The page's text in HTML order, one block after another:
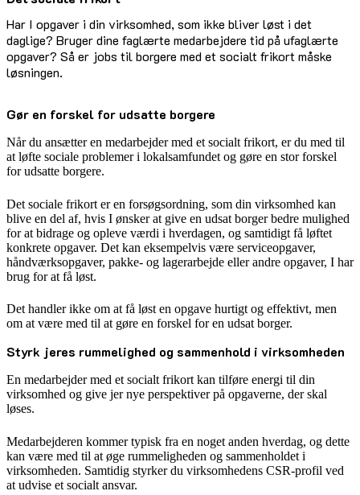
Har I opgaver i din virksomhed, som ikke bliver løst i det
daglige? Bruger dine faglærte medarbejdere tid på ufaglærte
opgaver? Så er jobs til borgere med et socialt frikort måske
løsningen.
Gør en forskel for udsatte borgere
Når du ansætter en medarbejder med et socialt frikort, er du med til
at løfte sociale problemer i lokalsamfundet og gøre en stor forskel
for udsatte borgere.
Det sociale frikort er en forsøgsordning, som din virksomhed kan
blive en del af, hvis I ønsker at give en udsat borger bedre mulighed
for at bidrage og opleve værdi i hverdagen, og samtidigt få løftet
konkrete opgaver. Det kan eksempelvis være serviceopgaver,
håndværksopgaver, pakke- og lagerarbejde eller andre opgaver, I har
brug for at få løst.
Det handler ikke om at få løst en opgave hurtigt og effektivt, men
om at være med til at gøre en forskel for en udsat borger.
Styrk jeres rummelighed og sammenhold i virksomheden
En medarbejder med et socialt frikort kan tilføre energi til din
virksomhed og give jer nye perspektiver på opgaverne, der skal
løses.
Medarbejderen kommer typisk fra en noget anden hverdag, og dette
kan være med til at øge rummeligheden og sammenholdet i
virksomheden. Samtidig styrker du virksomhedens CSR-profil ved
at udvise et socialt ansvar.